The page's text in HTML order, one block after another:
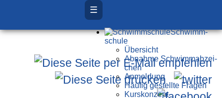
☰
Schwimm­
schule
Übersicht
Ab­nah­me Schwimm­ab­zei­
chen
Anmeldung
Häufig gestellte Fragen
Kurs­konzept